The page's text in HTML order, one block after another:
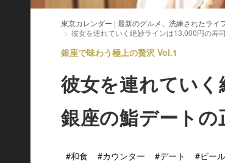
東京カレンダー | 最新のグルメ、洗練されたライ
彼女を連れていく絶妙ラインは13,000円の寿
銀座で味わう極上の贅沢 Vol.1
彼女を連れてい
銀座の鮨デートの
#和食 #カウンター #デート #ビール